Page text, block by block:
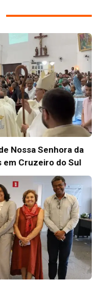
Nossa Senhora da
em Cruzeiro do Sul